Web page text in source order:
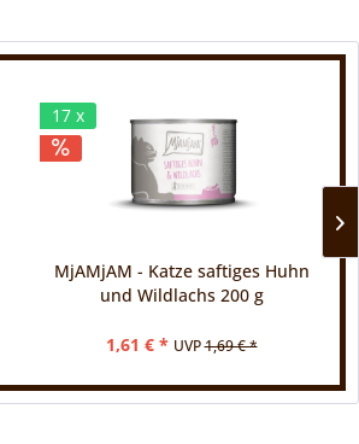
17 x
MjAMjAM - Katze saftiges Huhn
und Wildlachs 200 g
1,61 € * UVP1,69 € *